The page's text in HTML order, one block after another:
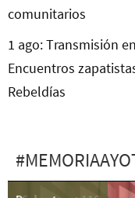
comunitarios
1 ago: Transmisión
Encuentros
Rebeldías